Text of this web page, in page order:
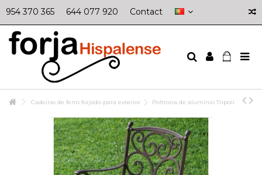
954 370 365 644 077 920 Contact
Cadeiras de ferro forjado para exterior Poltrona de aluminio Tripoli